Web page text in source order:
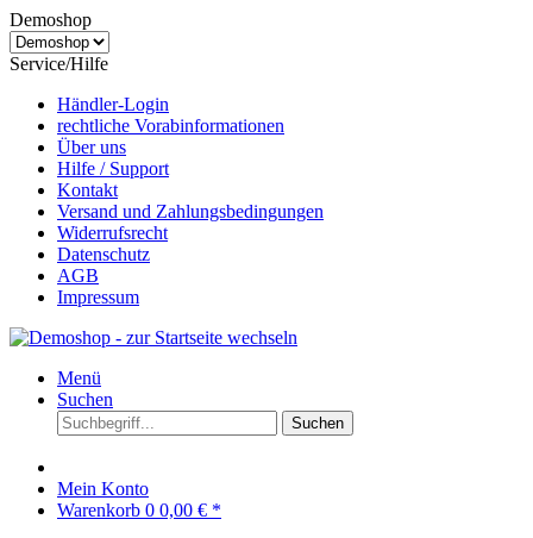
Demoshop
Service/Hilfe
Händler-Login
rechtliche Vorabinformationen
Über uns
Hilfe / Support
Kontakt
Versand und Zahlungsbedingungen
Widerrufsrecht
Datenschutz
AGB
Impressum
Menü
Suchen
Suchen
Mein Konto
Warenkorb 0 0,00 € *